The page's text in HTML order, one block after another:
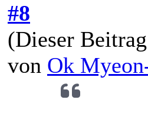
#8
(Dieser
von Ok